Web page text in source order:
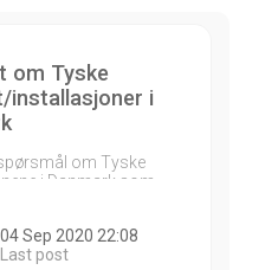
om Tyske
installasjoner i
om Tyske
i Danmark som…
04 Sep 2020 22:08
Last post